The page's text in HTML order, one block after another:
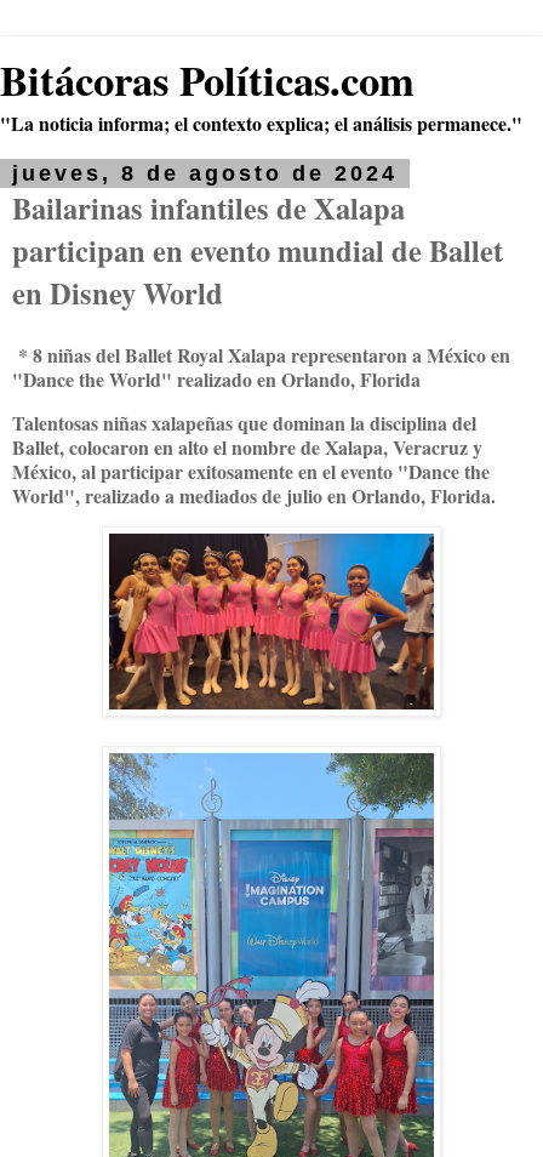
Bitácoras Políticas.com
"La noticia informa; el contexto explica; el análisis permanece."
jueves, 8 de agosto de 2024
Bailarinas infantiles de Xalapa
participan en evento mundial de Ballet
en Disney World
* 8 niñas del Ballet Royal Xalapa representaron a México en
"Dance the World" realizado en Orlando, Florida
Talentosas niñas xalapeñas que dominan la disciplina del
Ballet, colocaron en alto el nombre de Xalapa, Veracruz y
México, al participar exitosamente en el evento "Dance the
World", realizado a mediados de julio en Orlando, Florida.